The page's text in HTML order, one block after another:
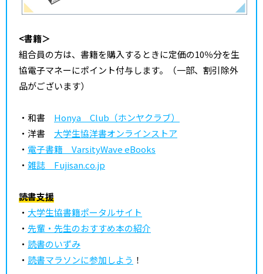
<書籍＞
組合員の方は、書籍を購入するときに定価の10％分を生
協電子マネーにポイント付与します。（一部、割引除外
品がございます）
・和書 Honya Club（ホンヤクラブ）
・洋書 大学生協洋書オンラインストア
・ 電子書籍 VarsityWave eBooks
・ 雑誌 Fujisan.co.jp
読書支援
・ 大学生協書籍ポータルサイト
・ 先輩・先生のおすすめ本の紹介
・ 読書のいずみ
・ 読書マラソンに参加しよう ！